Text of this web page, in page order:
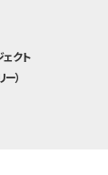
クト
）